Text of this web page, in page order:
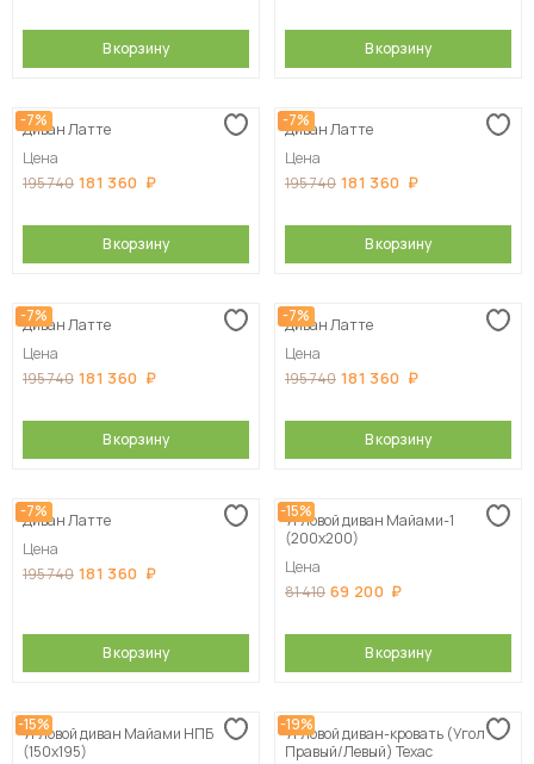
В корзину В корзину
-7%
Диван Латте
Цена
195 740 181 360
В корзину
-7%
Диван Латте
Цена
195 740 181 360
В корзину
-7%
Диван Латте
Цена
195 740 181 360
В корзину
-7%
Диван Латте
Цена
195 740 181 360
В корзину
-7%
Диван Латте
Цена
195 740 181 360
В корзину
-15%
Угловой диван Майами-1
(200х200)
Цена
81 410 69 200
В корзину
-15%
Угловой диван Майами НПБ
(150х195)
-19%
Угловой диван-кровать (Угол
Правый/Левый) Техас